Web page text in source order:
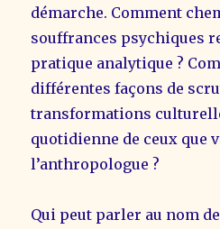
démarche. Comment
souffrances psychiques
pratique analytique ?
différentes façons de
transformations
quotidienne de ceux que
l’anthropologue ?
Qui peut parler au nom de